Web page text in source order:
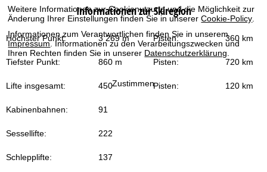
Weitere Informationen zur Cookienutzung und die Möglichkeit zur
Änderung Ihrer Einstellungen finden Sie in unsererCookie-Policy
Informationen zum Verantwortlichen finden Sie in unserem
Impressum. Informationen zu den Verarbeitungszwecken und
Ihren Rechten finden Sie in unserer Datenschutzerklärung
Zustimmen
r
t
s
Informationen zur Skiregion
Höchster Punkt: 3 269 m Pisten: 360 km
Tiefster Punkt: 860 m Pisten: 720 km
Lifte insgesamt: 450 Pisten: 120 km
Kabinenbahnen: 91
Sessellifte: 222
Schlepplifte: 137